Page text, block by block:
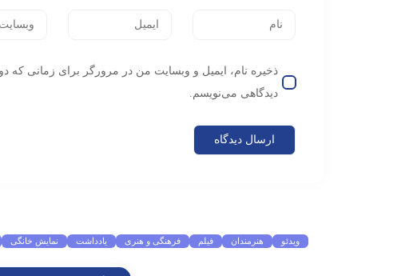
ذخیره نام، ایمیل و وبسایت من در مرورگر برای زمانی که
دیدگاهی می‌نویسم.
ویدئو هنرمندان فیلم فرهنگی و هنری یادداشت نمایش خانگی